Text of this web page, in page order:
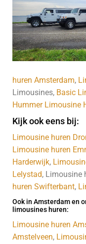
huren Amsterdam,
Limousines, Basic
Hummer Limousine
Kijk ook eens bij:
Limousine huren
Limousine huren
Harderwijk,
Lelystad, Limousine
huren Swifterbant,
Ook in Amsterdam en
limousines huren:
Limousine huren
Amstelveen,